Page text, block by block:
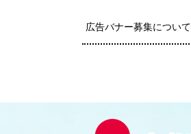
広告バナー募集について